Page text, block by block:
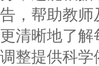
告，帮助教师
更清晰地了
调整提供科学